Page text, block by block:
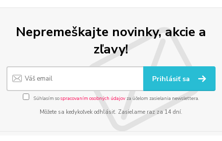
Nepremeškajte novinky, akcie a
zľavy!
Prihlásiť sa
Súhlasím sospracovaním osobných údajov za účelom zasielania newslettera.
Môžete sa kedykoľvek odhlásiť. Zasielame raz za 14 dní.